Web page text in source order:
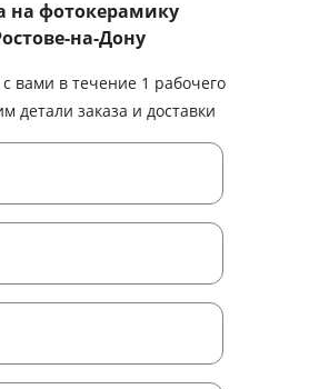
на фотокерамику
на-Дону
вами в течение 1 рабочего
детали заказа и доставки